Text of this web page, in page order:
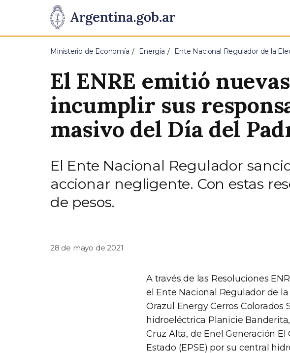
Presidencia
de
Pasar al contenido principal
Ministerio de Economía Energía Ente Nacional Regulador de la
El ENRE emitió
incumplir sus
masivo del Día del
El Ente Nacional Regulador
accionar negligente. Con estas
de pesos.
28 de mayo de 2021
A través de las Resoluciones
el Ente Nacional Regulador de
Orazul Energy Cerros Colorados
hidroeléctrica Planicie
Cruz Alta, de Enel Generación
Estado (EPSE) por su central